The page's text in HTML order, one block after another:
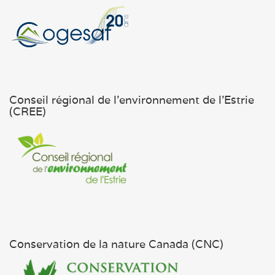
Conseil régional de l'environnement de l'Estrie
(CREE)
Conservation de la nature Canada (CNC)